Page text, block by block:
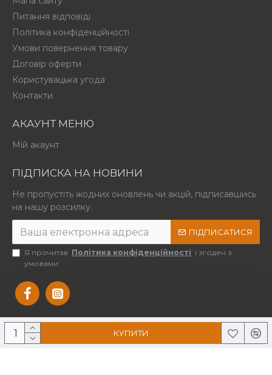
КУПИТИ
Питання відповіді
Політика конфіденційності
Умови повернення товару
Договір оферти
Користувацька угода
Контакти
АКАУНТ МЕНЮ
Мій акаунт
ПІДПИСКА НА НОВИНИ
Не пропустіть жодних оновлень чи акцій, підписавшись
на нашу розсилку.
ПІДПИСАТИСЯ
Я прочитав Політика конфіденційності і згоден з
умовами
Copyright © 2025 Усі права захищені